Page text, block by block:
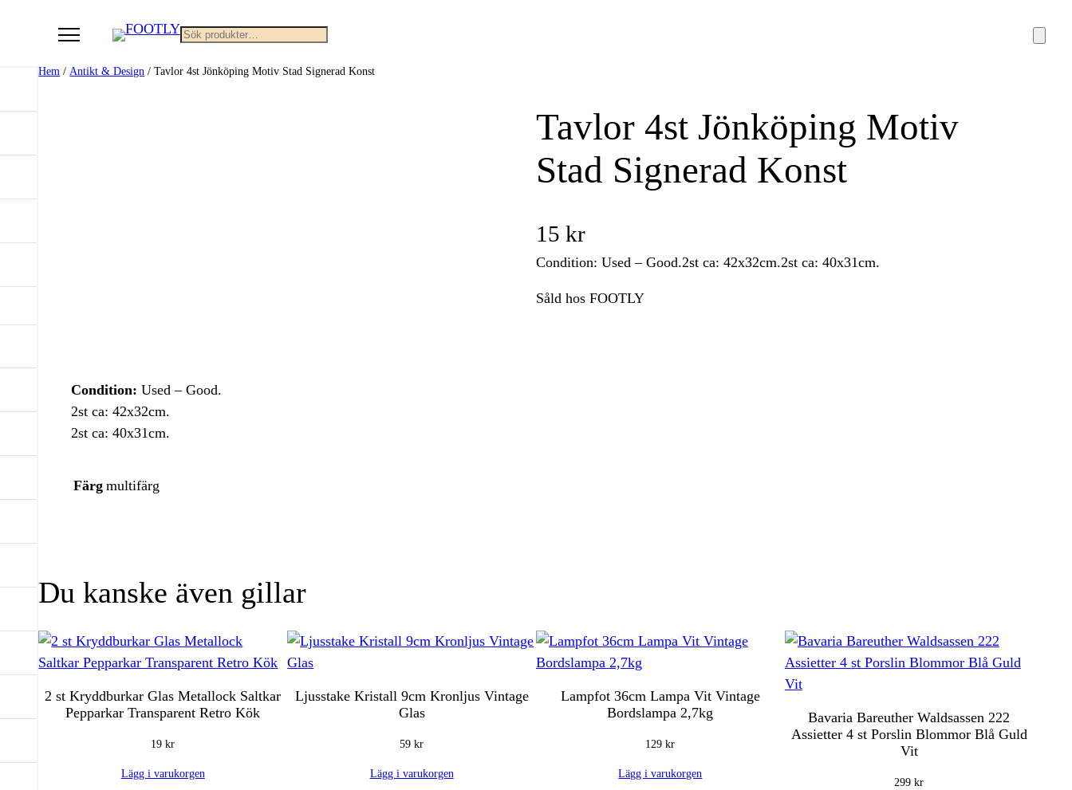
Sök
Hem /Antikt & Design / Tavlor 4st Jönköping Motiv Stad Signerad Konst
Tavlor 4st Jönköping Motiv
Stad Signerad Konst
15 kr
Condition: Used – Good.2st ca: 42x32cm.2st ca: 40x31cm.
Såld hos FOOTLY
Condition: Used – Good.
2st ca: 42x32cm.
2st ca: 40x31cm.
Färg multifärg
Du kanske även gillar
2 st Kryddburkar Glas Metallock Saltkar
Pepparkar Transparent Retro Kök
19kr
Lägg i varukorgen
Ljusstake Kristall 9cm Kronljus Vintage
Glas
59kr
Lägg i varukorgen
Lampfot 36cm Lampa Vit Vintage
Bordslampa 2,7kg
129kr
Lägg i varukorgen
Bavaria Bareuther Waldsassen 222
Assietter 4 st Porslin Blommor Blå Guld
Vit
299kr